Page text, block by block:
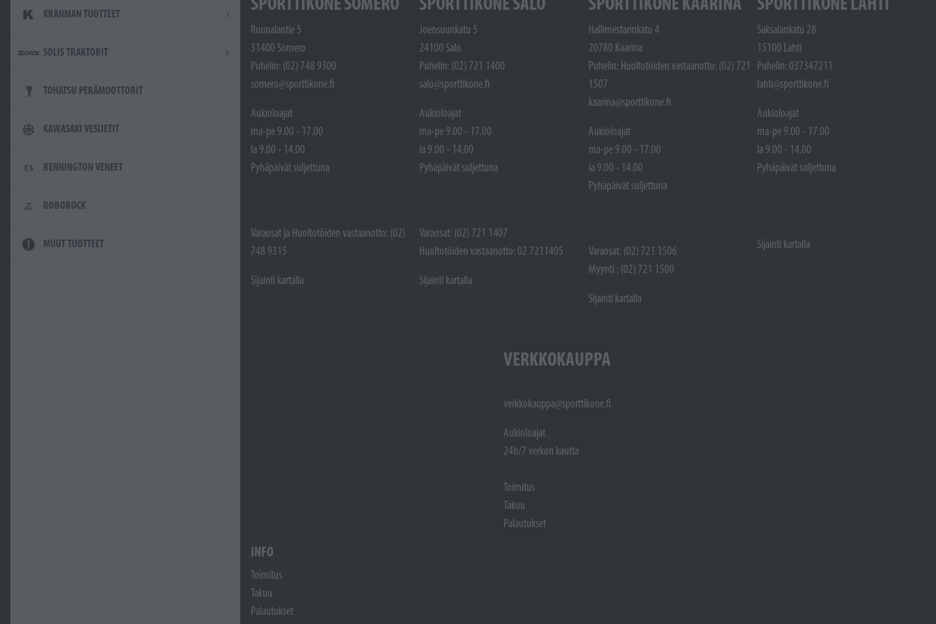
KRANMAN TUOTTEET
SOLIS TRAKTORIT
TOHATSU PERÄMOOTTORIT
KAWASAKI VESIJETIT
BENNINGTON VENEET
ROBOROCK
MUUT TUOTTEET
Ruunalantie 5
31400 Somero
Puhelin: (02) 748 9300
somero@sporttikone.fi
Aukioloajat
ma-pe 9.00 - 17.00
la 9.00 - 14.00
Pyhäpäivät suljettuna
Varaosat ja Huoltotöiden vastaanotto: (02)
748 9315
Sijainti kartalla
Joensuunkatu 5
24100 Salo
Puhelin: (02) 721 1400
salo@sporttikone.fi
Aukioloajat
ma-pe 9.00 - 17.00
la 9.00 - 14.00
Pyhäpäivät suljettuna
Varaosat: (02) 721 1407
Huoltotöiden vastaanotto: 02 7211405
Sijainti kartalla
Hallimestarinkatu 4
20780 Kaarina
Puhelin: Huoltotöiden vastaanotto: (02) 721
1507
kaarina@sporttikone.fi
Aukioloajat
ma-pe 9.00 - 17.00
la 9.00 - 14.00
Pyhäpäivät suljettuna
Varaosat: (02) 721 1506
Myynti : (02) 721 1500
Sijainti kartalla
Saksalankatu 28
15100 Lahti
Puhelin: 037347211
lahti@sporttikone.fi
Aukioloajat
ma-pe 9.00 - 17.00
la 9.00 - 14.00
Pyhäpäivät suljettuna
Sijainti kartalla
VERKKOKAUPPA
verkkokauppa@sporttikone.fi
Aukioloajat
24h/7 verkon kautta
Toimitus
Takuu
Palautukset
INFO
Toimitus
Takuu
Palautukset